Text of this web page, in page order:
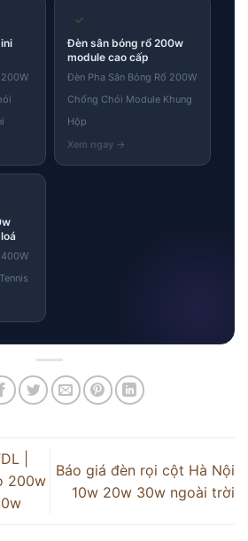
✓
Đèn sân bóng rổ 200w
module cao cấp
Đèn Pha Sân Bóng Rổ 200W
Chống Chói Module Khung
Hộp
|
200w
Báo giá đèn rọi cột Hà Nội
10w 20w 30w ngoài trời